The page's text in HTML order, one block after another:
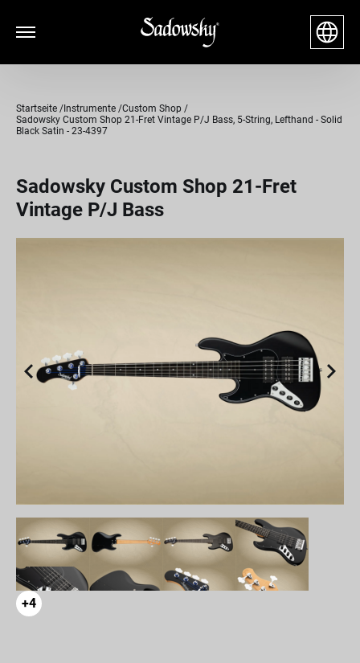
Startseite Instrumente Custom Shop
Sadowsky Custom Shop 21-Fret Vintage P/J Bass, 5-String, Lefthand - Solid
Black Satin - 23-4397
Sadowsky Custom Shop 21-Fret
Vintage P/J Bass
+4